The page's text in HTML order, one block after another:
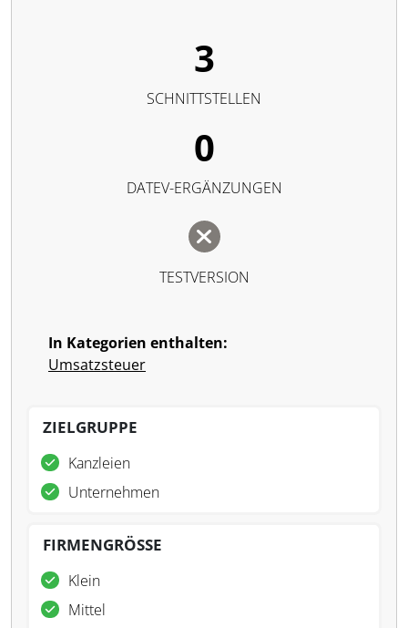
3
SCHNITTSTELLEN
0
DATEV-ERGÄNZUNGEN
TESTVERSION
In Kategorien enthalten:
Umsatzsteuer
ZIELGRUPPE
Kanzleien
Unternehmen
FIRMENGRÖSSE
Klein
Mittel